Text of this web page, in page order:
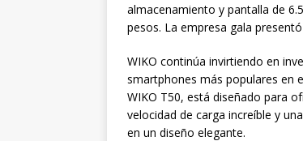
almacenamiento y pantalla de
pesos. La empresa gala
WIKO continúa invirtiendo en
smartphones más populares en
WIKO T50, está diseñado para
velocidad de carga increíble y
en un diseño elegante.